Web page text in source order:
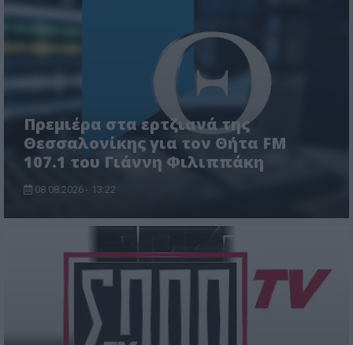
Πρεμιέρα στα ερτζιανά της
Θεσσαλονίκης για τον Θήτα FM
107.1 του Γιάννη Φιλιππάκη
08.08.2026 - 13:22